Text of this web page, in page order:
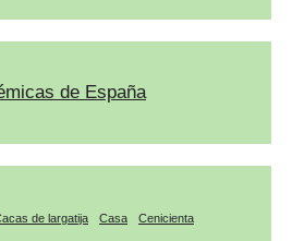
de España
de largatija Casa Cenicienta